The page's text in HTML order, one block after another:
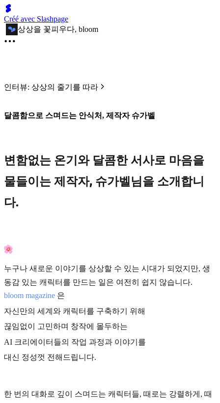
Créé avec Slashpage
상상을 꽃피우다, bloom
인터뷰: 상상의 줄기를 따라
달콤함으로 스며드는 안식처, 제작자 슈가벨
변함없는 온기와 달콤한 서사로 마음을
물들이는 제작자, 슈가벨님을 소개합니
다.
누구나 새로운 이야기를 상상할 수 있는 시대가 되었지만, 생
동감 있는 캐릭터를 만드는 일은 여전히 쉽지 않습니다.
bloom magazine 은
자신만의 세계와 캐릭터를 구축하기 위해
끊임없이 고민하며 창작에 몰두하는
AI 크리에이터들의 작업 과정과 이야기를
대신 정성껏 전해드립니다.
한 번의 대화로 깊이 스며드는 캐릭터들, 때로는 강렬하게, 때